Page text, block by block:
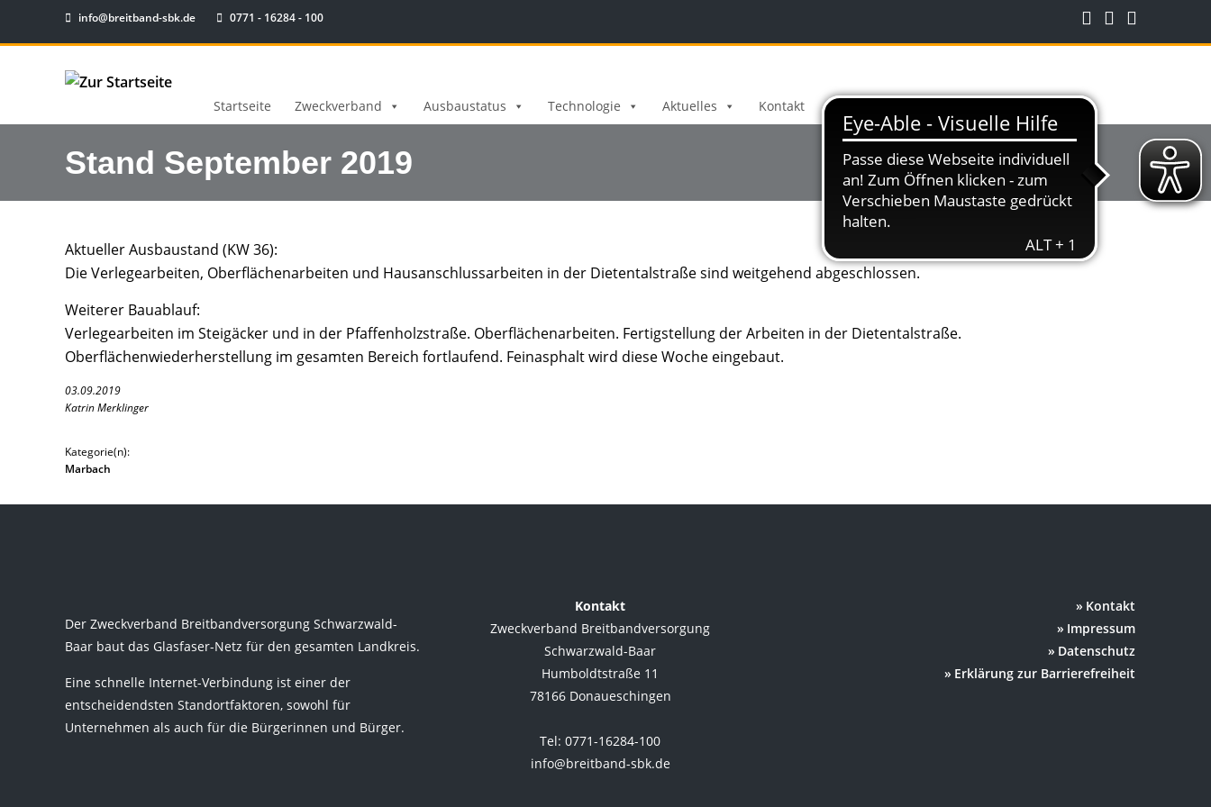
info@breitband-sbk.de 0771 - 16284 - 100
Startseite Zweckverband Ausbaustatus Technologie Aktuelles Kontakt
Stand September 2019
Aktueller Ausbaustand (KW 36):
Die Verlegearbeiten, Oberflächenarbeiten und Hausanschlussarbeiten in der Dietentalstraße sind weitgehend abgeschlossen.
Weiterer Bauablauf:
Verlegearbeiten im Steigäcker und in der Pfaffenholzstraße. Oberflächenarbeiten. Fertigstellung der Arbeiten in der Dietentalstraße.
Oberflächenwiederherstellung im gesamten Bereich fortlaufend. Feinasphalt wird diese Woche eingebaut.
03.09.2019
Katrin Merklinger
Kategorie(n):
Marbach
Der Zweckverband Breitbandversorgung Schwarzwald-
Baar baut das Glasfaser-Netz für den gesamten Landkreis.
Eine schnelle Internet-Verbindung ist einer der
entscheidendsten Standortfaktoren, sowohl für
Unternehmen als auch für die Bürgerinnen und Bürger.
Kontakt
Zweckverband Breitbandversorgung
Schwarzwald-Baar
Humboldtstraße 11
78166 Donaueschingen
Tel: 0771-16284-100
info@breitband-sbk.de
Kontakt
Impressum
Datenschutz
Erklärung zur Barrierefreiheit